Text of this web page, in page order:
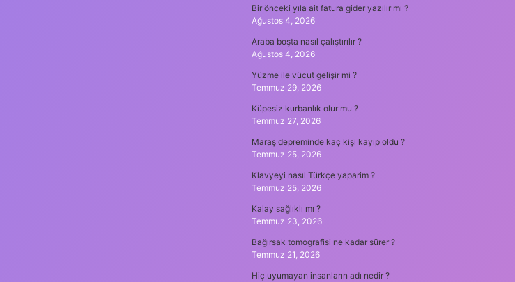
Bir önceki yıla ait fatura gider yazılır mı ?
Ağustos 4, 2026
Araba boşta nasıl çalıştırılır ?
Ağustos 4, 2026
Yüzme ile vücut gelişir mi ?
Temmuz 29, 2026
Küpesiz kurbanlık olur mu ?
Temmuz 27, 2026
Maraş depreminde kaç kişi kayıp oldu ?
Temmuz 25, 2026
Klavyeyi nasıl Türkçe yaparim ?
Temmuz 25, 2026
Kalay sağlıklı mı ?
Temmuz 23, 2026
Bağırsak tomografisi ne kadar sürer ?
Temmuz 21, 2026
Hiç uyumayan insanların adı nedir ?